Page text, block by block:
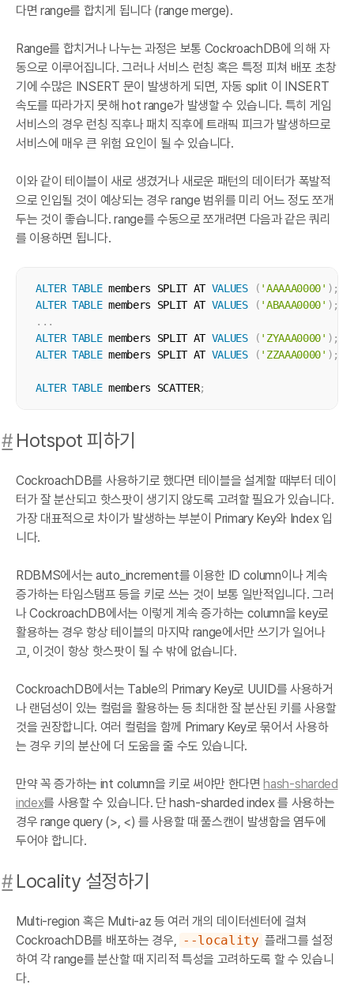
다면 range를 합치게 됩니다 (range merge).
Range를 합치거나 나누는 과정은 보통 CockroachDB에 의해 자
동으로 이루어집니다. 그러나 서비스 런칭 혹은 특정 피쳐 배포 초창
기에 수많은 INSERT 문이 발생하게 되면, 자동 split 이 INSERT
속도를 따라가지 못해 hot range가 발생할 수 있습니다. 특히 게임
서비스의 경우 런칭 직후나 패치 직후에 트래픽 피크가 발생하므로
서비스에 매우 큰 위험 요인이 될 수 있습니다.
이와 같이 테이블이 새로 생겼거나 새로운 패턴의 데이터가 폭발적
으로 인입될 것이 예상되는 경우 range 범위를 미리 어느 정도 쪼개
두는 것이 좋습니다. range를 수동으로 쪼개려면 다음과 같은 쿼리
를 이용하면 됩니다.
ALTER TABLE members SPLIT AT VALUES ( 'AAAAA0000' ) ;
ALTER TABLE members SPLIT AT VALUES ( 'ABAAA0000' ) ;
. . .
ALTER TABLE members SPLIT AT VALUES ( 'ZYAAA0000' ) ;
ALTER TABLE members SPLIT AT VALUES ( 'ZZAAA0000' ) ;
ALTER TABLE members SCATTER;
# Hotspot 피하기
CockroachDB를 사용하기로 했다면 테이블을 설계할 때부터 데이
터가 잘 분산되고 핫스팟이 생기지 않도록 고려할 필요가 있습니다.
가장 대표적으로 차이가 발생하는 부분이 Primary Key와 Index 입
니다.
RDBMS에서는 auto_increment를 이용한 ID column이나 계속
증가하는 타임스탬프 등을 키로 쓰는 것이 보통 일반적입니다. 그러
나 CockroachDB에서는 이렇게 계속 증가하는 column을 key로
활용하는 경우 항상 테이블의 마지막 range에서만 쓰기가 일어나
고, 이것이 항상 핫스팟이 될 수 밖에 없습니다.
CockroachDB에서는 Table의 Primary Key로 UUID를 사용하거
나 랜덤성이 있는 컬럼을 활용하는 등 최대한 잘 분산된 키를 사용할
것을 권장합니다. 여러 컬럼을 함께 Primary Key로 묶어서 사용하
는 경우 키의 분산에 더 도움을 줄 수도 있습니다.
만약 꼭 증가하는 int column을 키로 써야만 한다면hash-sharded
index를 사용할 수 있습니다. 단 hash-sharded index 를 사용하는
경우 range query (>, <) 를 사용할 때 풀스캔이 발생함을 염두에
두어야 합니다.
# Locality 설정하기
Multi-region 혹은 Multi-az 등 여러 개의 데이터센터에 걸쳐
CockroachDB를 배포하는 경우,
--locality 플래그를 설정
하여 각 range를 분산할 때 지리적 특성을 고려하도록 할 수 있습니
다.